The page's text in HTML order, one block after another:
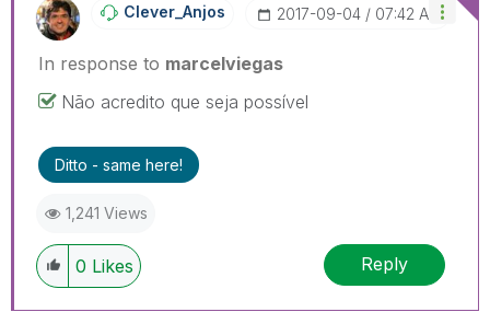
Clever_Anjos ‎2017-09-04 07:42 AM
In response to marcelviegas
Não acredito que seja possível
Ditto - same here!
1,241 Views
0 Likes Reply